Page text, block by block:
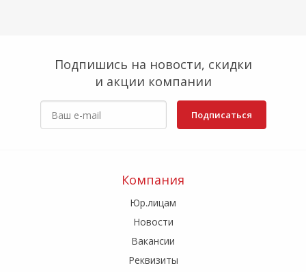
Подпишись на новости, скидки
и акции компании
Подписаться
Компания
Юр.лицам
Новости
Вакансии
Реквизиты